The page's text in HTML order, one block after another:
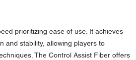
prioritizing ease of use. It achieves
and stability, allowing players to
The Control Assist Fiber offers